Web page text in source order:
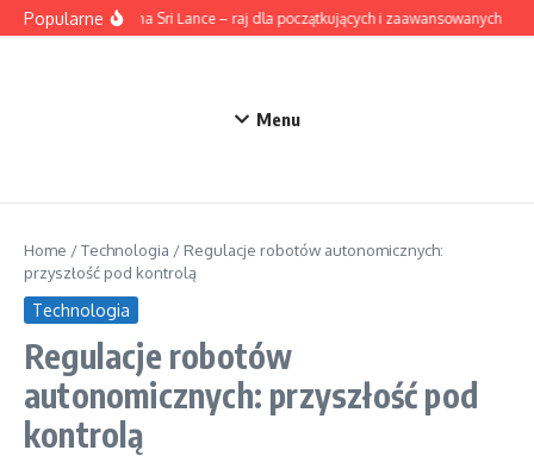
Przejdź do treści
PopularneSurfing na Sri Lance – raj dla początkujących i zaawansowanych
Menu
Home /Technologia / Regulacje robotów autonomicznych:
przyszłość pod kontrolą
Technologia
Regulacje robotów
autonomicznych: przyszłość pod
kontrolą